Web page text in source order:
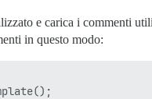
e carica i commenti
in questo modo: